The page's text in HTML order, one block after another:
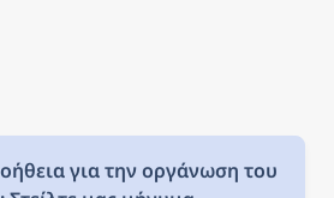
για την οργάνωση του